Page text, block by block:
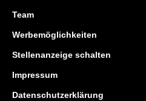
Team
Werbemöglichkeiten
Stellenanzeige schalten
Impressum
Datenschutzerklärung